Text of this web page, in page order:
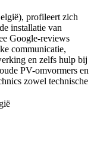
profileert zich
installatie van
Google-reviews
communicatie,
en zelfs hulp bij
PV-omvormers en
zowel technische